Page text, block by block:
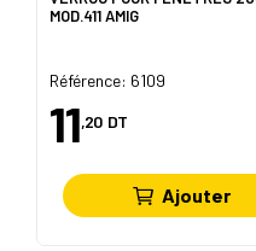
MOD.411 AMIG
Référence: 6109
11,20 DT
Ajouter